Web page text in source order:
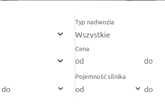
Typ nadwozia
Wszystkie
Cena
do
Pojemność silnika
od do